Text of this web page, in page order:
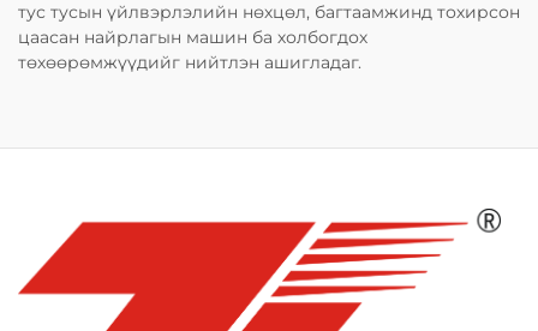
тус тусын үйлвэрлэлийн нөхцөл, багтаамжинд тохирсон
цаасан найрлагын машин ба холбогдох
төхөөрөмжүүдийг нийтлэн ашигладаг.